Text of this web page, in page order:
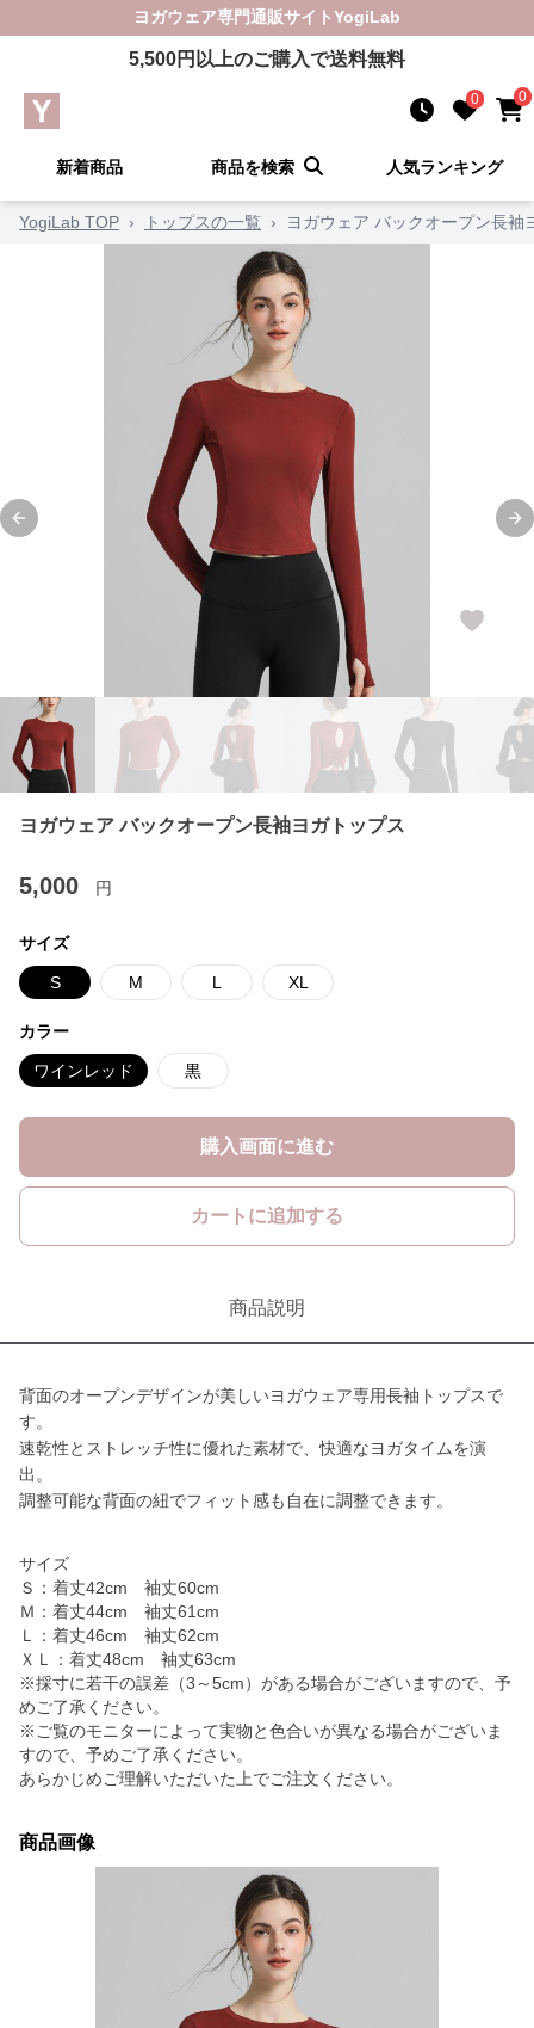
ヨガウェア専門通販サイトYogiLab
5,500円以上のご購入で送料無料
0 0
新着商品 商品を検索 人気ランキング
YogiLab TOP › トップスの一覧 › ヨガウェア バックオープン長袖
Previous slide
ヨガウェア バックオープン長袖ヨガトップス
5,000 円
サイズ
S M L XL
カラー
ワインレッド 黒
購入画面に進む
カートに追加する
商品説明
背面のオープンデザインが美しいヨガウェア専用長袖トップスで
す。
速乾性とストレッチ性に優れた素材で、快適なヨガタイムを演
出。
調整可能な背面の紐でフィット感も自在に調整できます。
サイズ
Ｓ：着丈42cm 袖丈60cm
Ｍ：着丈44cm 袖丈61cm
Ｌ：着丈46cm 袖丈62cm
ＸＬ：着丈48cm 袖丈63cm
※採寸に若干の誤差（3～5cm）がある場合がございますので、予
めご了承ください。
※ご覧のモニターによって実物と色合いが異なる場合がございま
すので、予めご了承ください。
あらかじめご理解いただいた上でご注文ください。
商品画像